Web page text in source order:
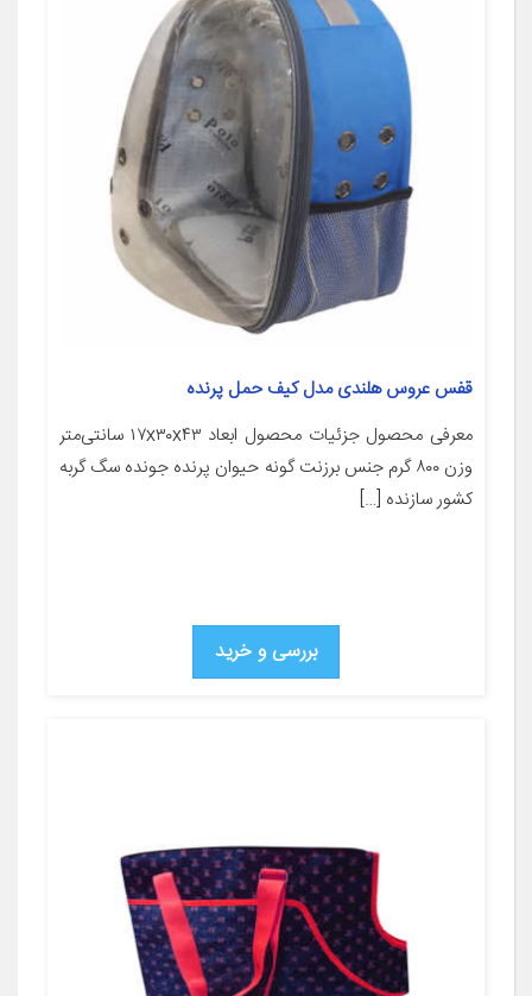
قفس عروس هلندی مدل کیف حمل پرنده
معرفی محصول جزئیات محصول ابعاد ۱۷x۳۰x۴۳ سانتی‌متر
وزن ۸۰۰ گرم جنس برزنت گونه حیوان پرنده جونده سگ گربه
کشور سازنده […]
بررسی و خرید